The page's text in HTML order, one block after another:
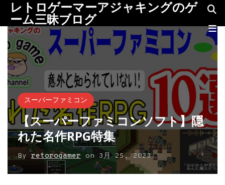
レトロゲーマーアジャキングのゲ
ーム三昧ブログ
スーパーファミコン
【スーパーファミコンソフト】隠
れた名作RPG特集
By retorogameron 3月 25, 2023